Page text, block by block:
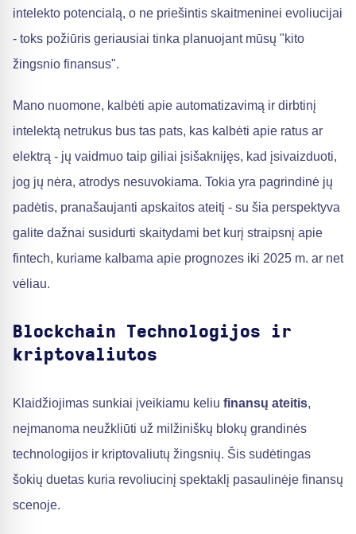
intelekto potencialą, o ne priešintis skaitmeninei evoliucijai
- toks požiūris geriausiai tinka planuojant mūsų "kito
žingsnio finansus".
Mano nuomone, kalbėti apie automatizavimą ir dirbtinį
intelektą netrukus bus tas pats, kas kalbėti apie ratus ar
elektrą - jų vaidmuo taip giliai įsišaknijęs, kad įsivaizduoti,
jog jų nėra, atrodys nesuvokiama. Tokia yra pagrindinė jų
padėtis, pranašaujanti apskaitos ateitį - su šia perspektyva
galite dažnai susidurti skaitydami bet kurį straipsnį apie
fintech, kuriame kalbama apie prognozes iki 2025 m. ar net
vėliau.
Blockchain Technologijos ir
kriptovaliutos
Klaidžiojimas sunkiai įveikiamu keliu finansų ateitis,
neįmanoma neužkliūti už milžiniškų blokų grandinės
technologijos ir kriptovaliutų žingsnių. Šis sudėtingas
šokių duetas kuria revoliucinį spektaklį pasaulinėje finansų
scenoje.